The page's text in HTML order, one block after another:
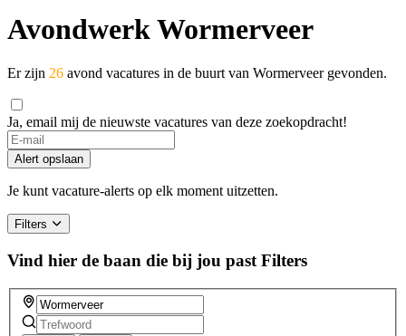
Avondwerk Wormerveer
Er zijn 26 avond vacatures in de buurt van Wormerveer gevonden.
Ja, email mij de nieuwste vacatures van deze zoekopdracht!
Alert opslaan
Je kunt vacature-alerts op elk moment uitzetten.
Filters
Vind hier de baan die bij jou past Filters